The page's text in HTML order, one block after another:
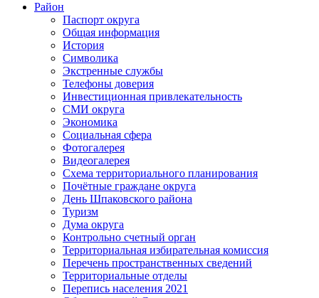
Район
Паспорт округа
Общая информация
История
Символика
Экстренные службы
Телефоны доверия
Инвестиционная привлекательность
СМИ округа
Экономика
Социальная сфера
Фотогалерея
Видеогалерея
Схема территориального планирования
Почётные граждане округа
День Шпаковского района
Туризм
Дума округа
Контрольно счетный орган
Территориальная избирательная комиссия
Перечень пространственных сведений
Территориальные отделы
Перепись населения 2021